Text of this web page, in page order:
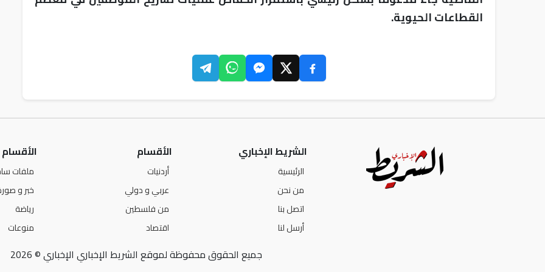
القطاعات الحيوية.
الشريط الإخباري
الرئيسية
من نحن
اتصل بنا
أرسل لنا
الأقسام
أردنيات
عربي و دولي
من فلسطين
اقتصاد
الأقسام
ملفات
خبر و
رياضة
منوعات
جميع الحقوق محفوظة لموقع الشريط الإخباري الإخباري © 2026